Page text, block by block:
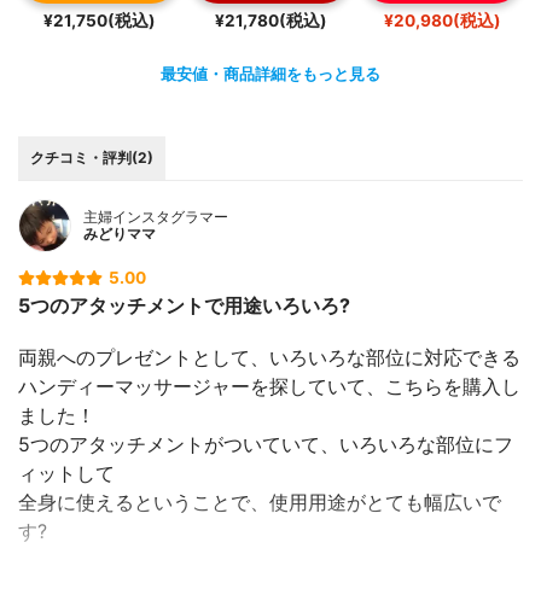
¥21,750(税込) ¥21,780(税込) ¥20,980(税込)
最安値・商品詳細をもっと見る
クチコミ・評判(2)
主婦インスタグラマー
みどりママ
5.00
5つのアタッチメントで用途いろいろ?
両親へのプレゼントとして、いろいろな部位に対応できる
ハンディーマッサージャーを探していて、こちらを購入し
ました！
5つのアタッチメントがついていて、いろいろな部位にフ
ィットして
全身に使えるということで、使用用途がとても幅広いで
す?